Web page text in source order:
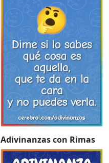
Adivinanzas con Rimas